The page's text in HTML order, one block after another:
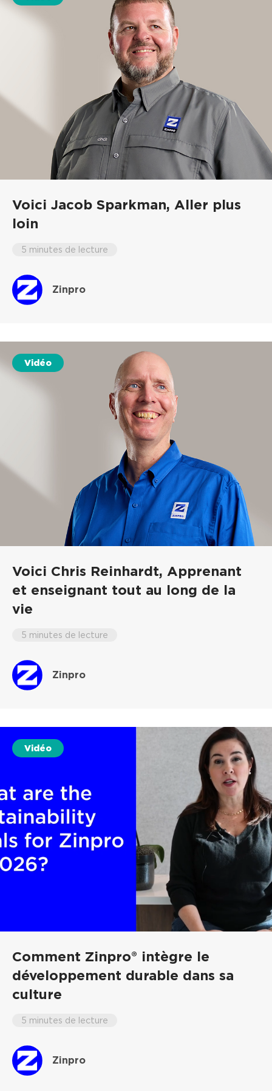
Voici Jacob Sparkman, Aller plus
loin
5 minutes de lecture
Zinpro
Vidéo
Voici Chris Reinhardt, Apprenant
et enseignant tout au long de la
vie
5 minutes de lecture
Zinpro
Vidéo
Comment Zinpro® intègre le
développement durable dans sa
culture
5 minutes de lecture
Zinpro